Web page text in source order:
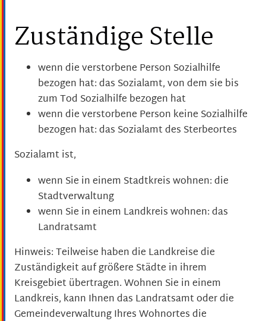
Zuständige Stelle
wenn die verstorbene Person Sozialhilfe
bezogen hat: das Sozialamt, von dem sie bis
zum Tod Sozialhilfe bezogen hat
wenn die verstorbene Person keine Sozialhilfe
bezogen hat: das Sozialamt des Sterbeortes
Sozialamt ist,
wenn Sie in einem Stadtkreis wohnen: die
Stadtverwaltung
wenn Sie in einem Landkreis wohnen: das
Landratsamt
Hinweis: Teilweise haben die Landkreise die
Zuständigkeit auf größere Städte in ihrem
Kreisgebiet übertragen. Wohnen Sie in einem
Landkreis, kann Ihnen das Landratsamt oder die
Gemeindeverwaltung Ihres Wohnortes die